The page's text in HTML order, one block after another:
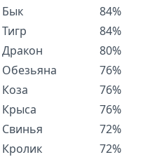
Бык
84%
Тигр
84%
Дракон
80%
Обезьяна
76%
Коза
76%
Крыса
76%
Свинья
72%
Кролик
72%